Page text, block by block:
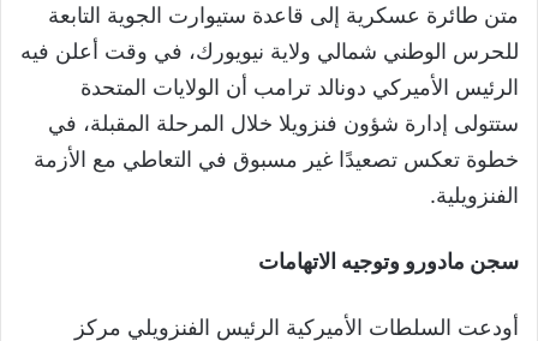
متن طائرة عسكرية إلى قاعدة ستيوارت الجوية التابعة
للحرس الوطني شمالي ولاية نيويورك، في وقت أعلن فيه
الرئيس الأميركي دونالد ترامب أن الولايات المتحدة
ستتولى إدارة شؤون فنزويلا خلال المرحلة المقبلة، في
خطوة تعكس تصعيدًا غير مسبوق في التعاطي مع الأزمة
الفنزويلية.
سجن مادورو وتوجيه الاتهامات
أودعت السلطات الأميركية الرئيس الفنزويلي مركز